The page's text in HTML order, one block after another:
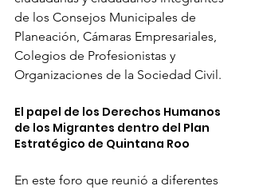
de los Consejos Municipales de
Planeación, Cámaras Empresariales,
Colegios de Profesionistas y
Organizaciones de la Sociedad Civil.
El papel de los Derechos Humanos
de los Migrantes dentro del Plan
Estratégico de Quintana Roo
En este foro que reunió a diferentes